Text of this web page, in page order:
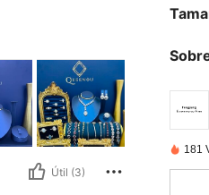
Útil (3)
181